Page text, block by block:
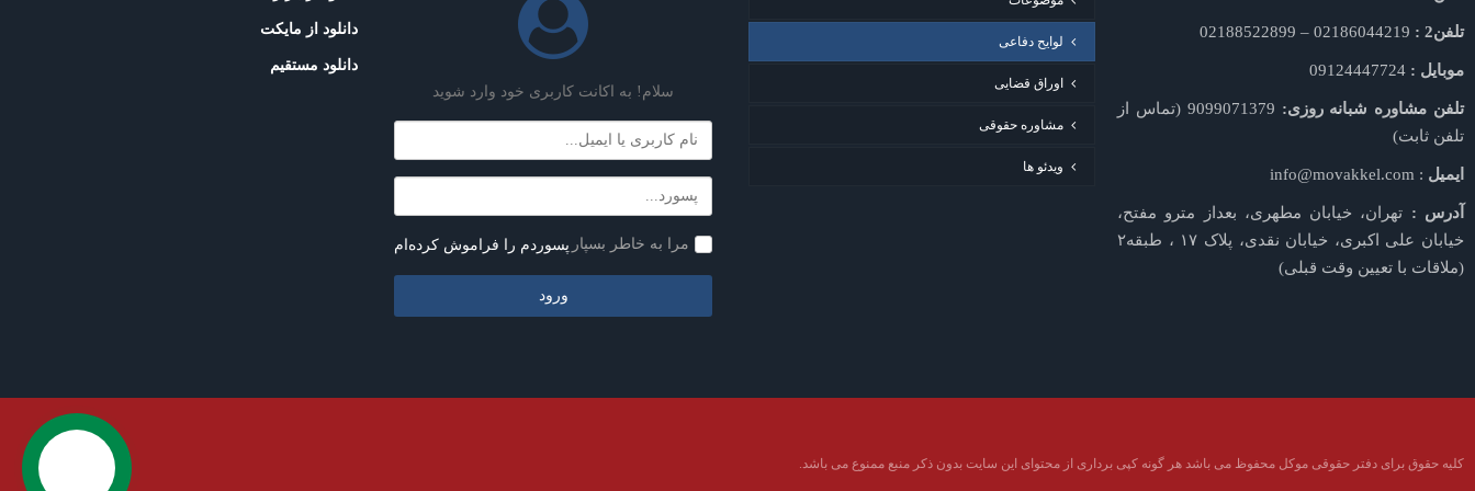
تلفن2 :
موبایل :
تلفن مشاوره شبانه روزی:
9099071379 (تماس از
تلفن ثابت)
ایمیل : info@movakkel.com
آدرس : تهران، خیابان مطهری، بعداز مترو مفتح،
خیابان علی اکبری، خیابان نقدی، پلاک ۱۷ ، طبقه۲
(ملاقات با تعیین وقت قبلی)
لوایح دفاعی
اوراق قضایی
مشاوره حقوقی
ویدئو ها
سلام! به اکانت کاربری خود وارد شوید
پسوردم را فراموش کرده‌ام مرا به خاطر بسپار
دانلود از مایکت
دانلود مستقیم
کلیه حقوق برای دفتر حقوقی موکل محفوظ می باشد هر گونه کپی برداری از محتوای این سایت بدون ذکر منبع ممنوع می باشد.